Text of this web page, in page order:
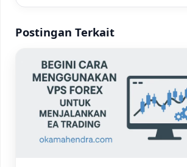
Postingan Terkait